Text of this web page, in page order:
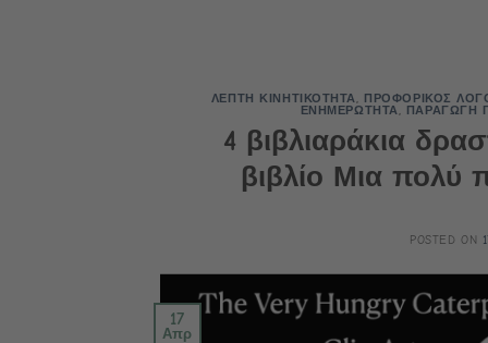
ΛΕΠΤΗ ΚΙΝΗΤΙΚΟΤΗΤΑ, ΠΡΟΦΟΡΙΚΟΣ
ΕΝΗΜΕΡΩΤΗΤΑ, ΠΑΡΑΓΩΓΗ
4 βιβλιαράκια
βιβλίο Μια πολύ
POSTED ON
17
Απρ